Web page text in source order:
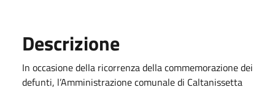
Descrizione
In occasione della ricorrenza della commemorazione dei
defunti, l’Amministrazione comunale di Caltanissetta